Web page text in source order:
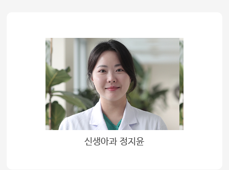
신생아과 정지윤